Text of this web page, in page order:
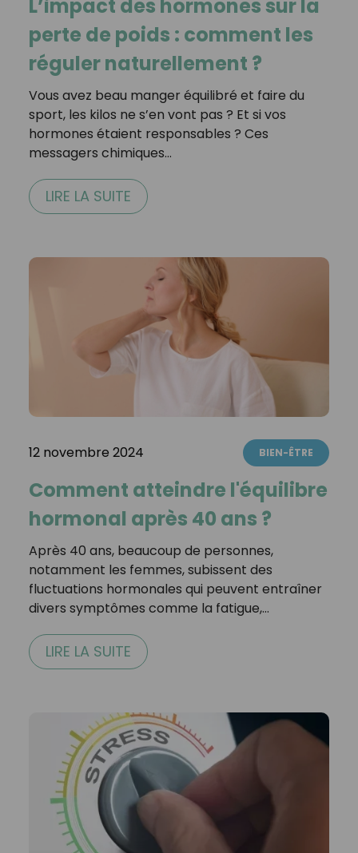
L’impact des hormones sur la
perte de poids : comment les
réguler naturellement ?
Vous avez beau manger équilibré et faire du
sport, les kilos ne s’en vont pas ? Et si vos
hormones étaient responsables ? Ces
messagers chimiques…
LIRE LA SUITE
12 novembre 2024 BIEN-ÊTRE
Comment atteindre l'équilibre
hormonal après 40 ans ?
Après 40 ans, beaucoup de personnes,
notamment les femmes, subissent des
fluctuations hormonales qui peuvent entraîner
divers symptômes comme la fatigue,…
LIRE LA SUITE